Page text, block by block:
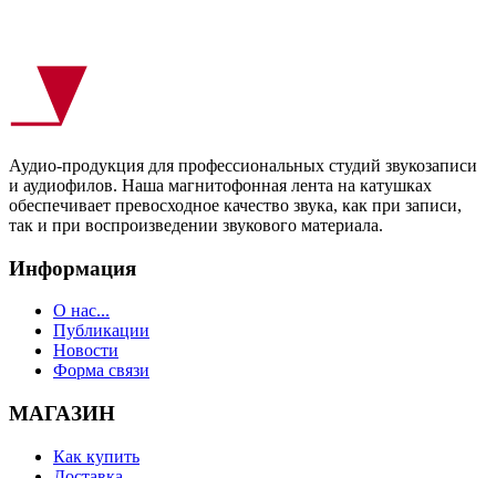
Аудио-продукция для профессиональных студий звукозаписи
и аудиофилов. Наша магнитофонная лента на катушках
обеспечивает превосходное качество звука, как при записи,
так и при воспроизведении звукового материала.
Информация
О нас...
Публикации
Новости
Форма связи
МАГАЗИН
Как купить